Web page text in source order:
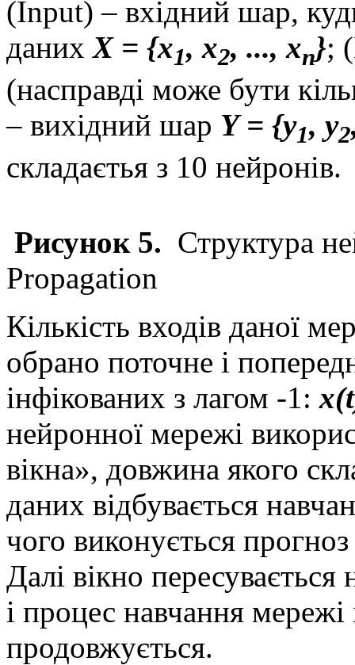
(Input) – вхідний шар,
даних X = {x1, x2, ..., xn};
(насправді може бути
– вихідний шар Y = {y1, y2
складаєтья з 10 нейронів.
Рисунок 5. Структура
Propagation
Кількість входів даної
обрано поточне і
інфікованих з лагом -1:
нейронної мережі
вікна», довжина якого
даних відбувається
чого виконується
Далі вікно
і процес навчання мережі
продовжується.